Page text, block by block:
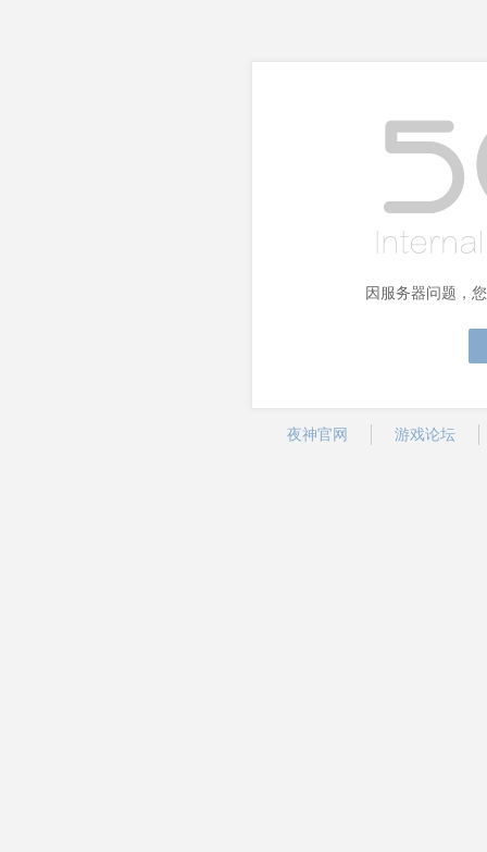
因服务器问题，
夜神官网 游戏论坛